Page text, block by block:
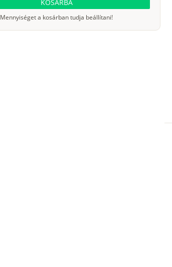
KOSÁRBA
Mennyiséget a kosárban tudja beállítani!